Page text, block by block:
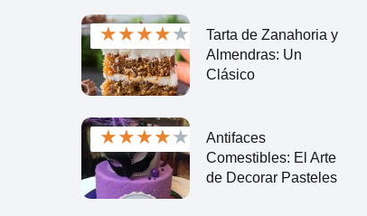
★★★★★
Tarta de Zanahoria y
Almendras: Un
Clásico
★★★★★
Antifaces
Comestibles: El Arte
de Decorar Pasteles